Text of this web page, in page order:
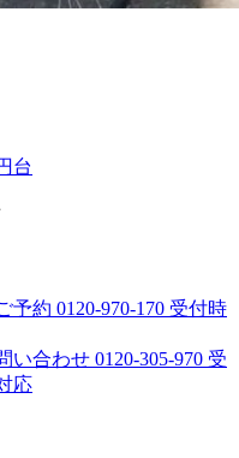
台
予約 0120-970-170 受付時
い合わせ 0120-305-970 受
応